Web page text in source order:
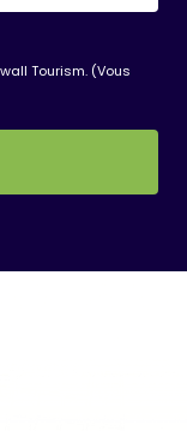
Tourism. (Vous